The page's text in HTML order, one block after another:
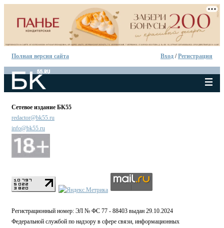
Полная версия сайта Вход /Регистрация
Сетевое издание БК55
redactor@bk55.ru
info@bk55.ru
Регистрационный номер: ЭЛ № ФС 77 - 88403 выдан 29.10.2024
Федеральной службой по надзору в сфере связи, информационных